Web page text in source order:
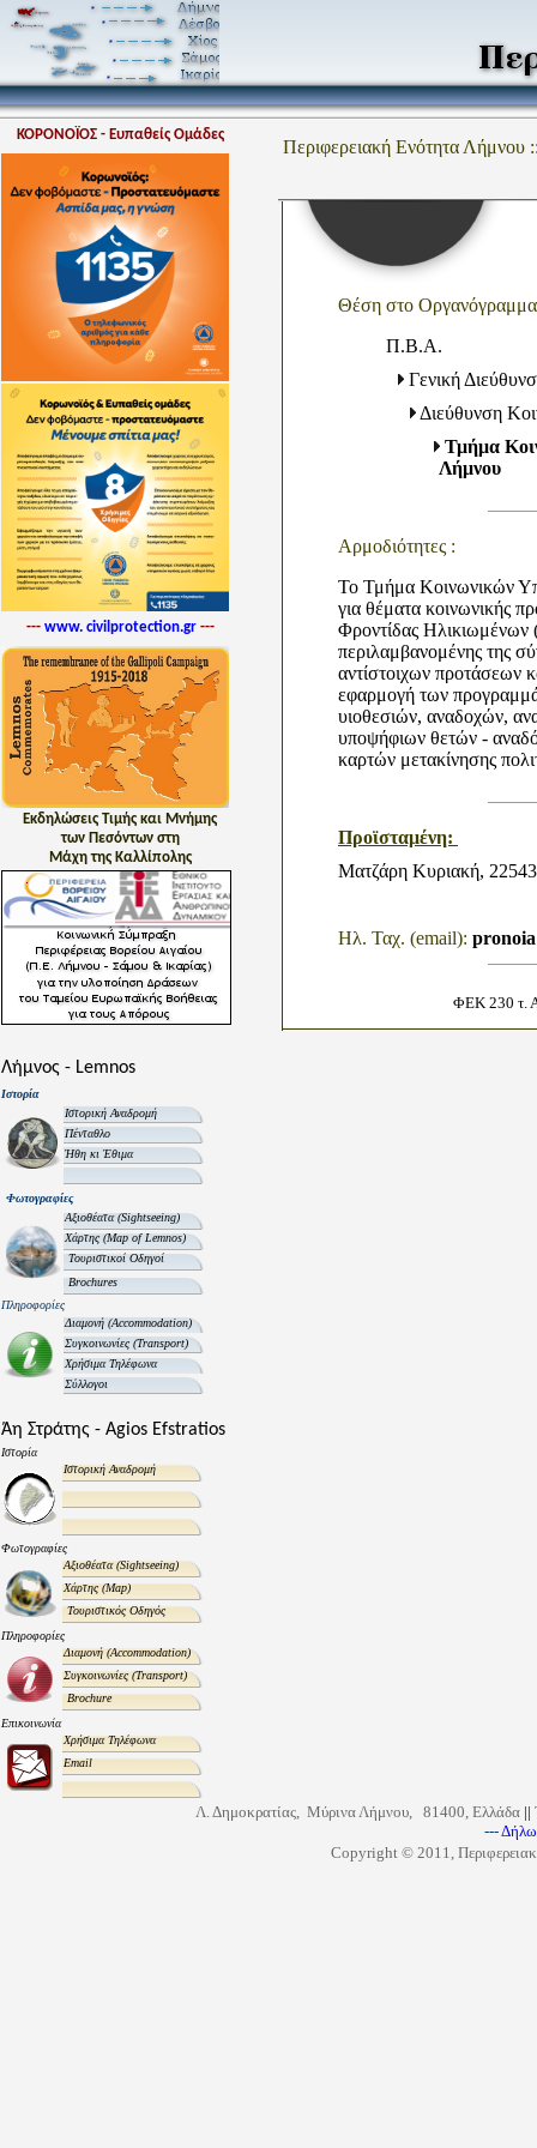
ΚΟΡΟΝΟΪΟΣ - Ευπαθείς Ομάδες
--- www. civilprotection.gr---
Εκδηλώσεις Τιμής και Μνήμης
των Πεσόντων στη
Μάχη της Καλλίπολης
Λήμνος - Lemnos
Ιστορία
Ιστορική Αναδρομή
Πένταθλο
Ήθη κι Έθιμα
Φωτογραφίες
Αξιοθέατα(Sightseeing)
Χάρτης(Map of Lemnos)
Τουριστικοί Οδηγοί
Brochures
Πληροφορίες
Διαμονή (Accommodation)
Συγκοινωνίες (Transport)
Χρήσιμα Τηλέφωνα
Σύλλογοι
Άη Στράτης - Agios Efstratios
Ιστορία
Ιστορική Αναδρομή
Φωτογραφίες
Αξιοθέατα(Sightseeing)
Χάρτης(Map)
Τουριστικός Οδηγός
Πληροφορίες
Διαμονή(Accommodation)
Συγκοινωνίες(Transport)
Brochure
Επικοινωνία
Χρήσιμα Τηλέφωνα
Email
Περιφερειακή Ενότητα Λήμνου
Θέση στο
Π.Β.Α.
Γενική
Διεύθυνση
Τμήμα
Λήμνου
Αρμοδιότητες :
Το Τμήμα Κοινωνικών
για θέματα κοινωνικής
Φροντίδας
περιλαμβανομένης της
αντίστοιχων προτάσεων
εφαρμογή των
υιοθεσιών, αναδοχών,
υποψήφιων θετών -
καρτών μετακίνησης
Προϊσταμένη:
Ματζάρη Κυριακή,
Ηλ. Ταχ. (email): pronoia
ΦΕΚ 230 τ.
Λ. Δημοκρατίας, Μύρινα Λήμνου, 81400, Ελλάδα ||
---
Copyright © 2011,